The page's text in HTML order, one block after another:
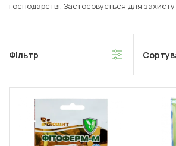
господарстві. Застосовується для
шкідників: колорадського жука,
нейротоксин на комах і кліщів. Він
Фільтр